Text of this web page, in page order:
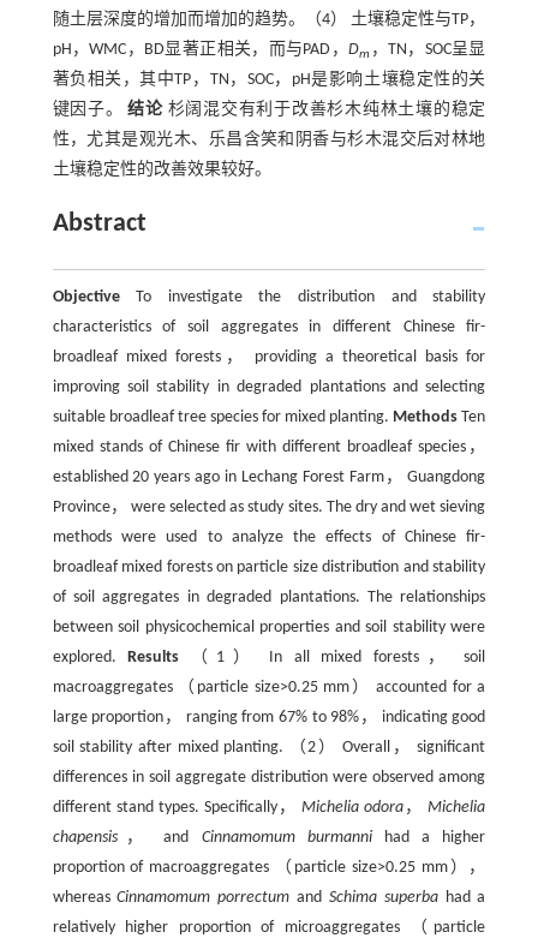
随土层深度的增加而增加的趋势。（4） 土壤稳定性与TP，
pH，WMC，BD显著正相关，而与PAD，Dm ，TN，SOC呈显
著负相关，其中TP，TN，SOC，pH是影响土壤稳定性的关
键因子。结论杉阔混交有利于改善杉木纯林土壤的稳定
性，尤其是观光木、乐昌含笑和阴香与杉木混交后对林地
土壤稳定性的改善效果较好。
Abstract
ObjectiveTo investigate the distribution and stability
characteristics of soil aggregates in different Chinese fir-
broadleaf mixed forests， providing a theoretical basis for
improving soil stability in degraded plantations and selecting
suitable broadleaf tree species for mixed planting. Methods Ten
mixed stands of Chinese fir with different broadleaf species，
established 20 years ago in Lechang Forest Farm， Guangdong
Province， were selected as study sites. The dry and wet sieving
methods were used to analyze the effects of Chinese fir-
broadleaf mixed forests on particle size distribution and stability
of soil aggregates in degraded plantations. The relationships
between soil physicochemical properties and soil stability were
explored.Results （1） In all mixed forests， soil
macroaggregates （particle size>0.25 mm） accounted for a
large proportion， ranging from 67% to 98%， indicating good
soil stability after mixed planting. （2） Overall， significant
differences in soil aggregate distribution were observed among
different stand types. Specifically，Michelia odora ，Michelia
chapensis， and Cinnamomum burmannihad a higher
proportion of macroaggregates （particle size>0.25 mm），
whereasCinnamomum porrectum and Schima superbahad a
relatively higher proportion of microaggregates （particle